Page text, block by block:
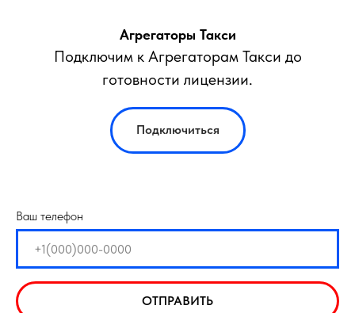
Агрегаторы Такси
Подключим к Агрегаторам Такси до
готовности лицензии.
Подключиться
Ваш телефон
ОТПРАВИТЬ